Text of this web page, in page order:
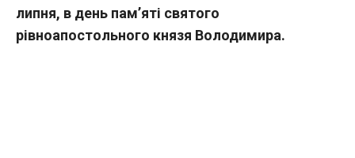
липня, в день пам’яті святого
рівноапостольного князя Володимира.